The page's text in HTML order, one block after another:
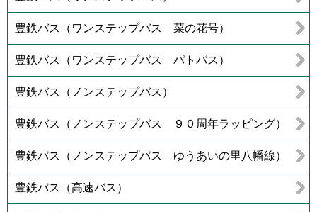
豊鉄バス（ワンステップバス 菜の花号）
豊鉄バス（ワンステップバス パトバス）
豊鉄バス（ノンステップバス）
豊鉄バス（ノンステップバス ９０周年ラッピング）
豊鉄バス（ノンステップバス ゆうあいの里八幡線）
豊鉄バス（高速バス）